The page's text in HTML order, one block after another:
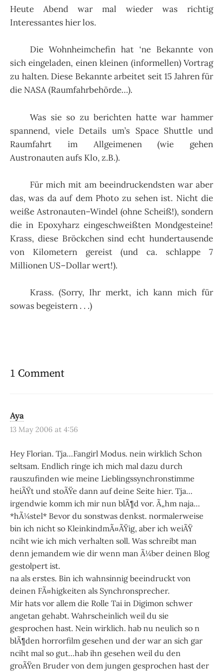
Heute Abend war mal wieder was richtig
Interessantes hier los.
Die Wohnheimchefin hat ‘ne Bekannte von
sich eingeladen, einen kleinen (informellen) Vortrag
zu halten. Diese Bekannte arbeitet seit 15 Jahren für
die NASA (Raumfahrbehörde…).
Was sie so zu berichten hatte war hammer
spannend, viele Details um’s Space Shuttle und
Raumfahrt im Allgeimenen (wie gehen
Austronauten aufs Klo, z.B.).
Für mich mit am beeindruckendsten war aber
das, was da auf dem Photo zu sehen ist. Nicht die
weiße Astronauten–Windel (ohne Scheiß!), sondern
die in Epoxyharz eingeschweißten Mondgesteine!
Krass, diese Bröckchen sind echt hundertausende
von Kilometern gereist (und ca. schlappe 7
Millionen US–Dollar wert!).
Krass. (Sorry, Ihr merkt, ich kann mich für
sowas begeistern . . .)
1 Comment
Aya
13 May 2006 at 4:56
Hey Florian. Tja…Fangirl Modus. nein wirklich Schon
seltsam. Endlich ringe ich mich mal dazu durch
rauszufinden wie meine Lieblingssynchronstimme
heiÃŸt und stoÃŸe dann auf deine Seite hier. Tja…
irgendwie komm ich mir nun blÃ¶d vor. Ã„hm naja…
*hÃ¼stel* Bevor du sonstwas denkst. normalerweise
bin ich nicht so KleinkindmÃ¤ÃŸig, aber ich weiÃŸ
nciht wie ich mich verhalten soll. Was schreibt man
denn jemandem wie dir wenn man Ã¼ber deinen Blog
gestolpert ist.
na als erstes. Bin ich wahnsinnig beeindruckt von
deinen FÃ¤higkeiten als Synchronsprecher.
Mir hats vor allem die Rolle Tai in Digimon schwer
angetan gehabt. Wahrscheinlich weil du sie
gesprochen hast. Nein wirklich. hab nu neulich so n
blÃ¶den horrorfilm gesehen und der war an sich gar
nciht mal so gut…hab ihn gesehen weil du den
groÃŸen Bruder von dem jungen gesprochen hast der